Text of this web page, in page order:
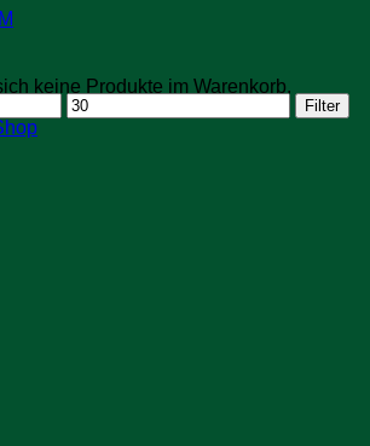
keine Produkte im Warenkorb.
Max.
Preis
Filter